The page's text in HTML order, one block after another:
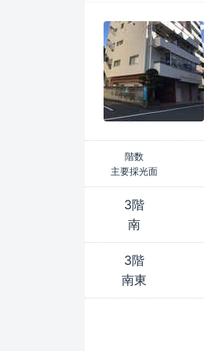
階数
主要採光面
3階
南
3階
南東